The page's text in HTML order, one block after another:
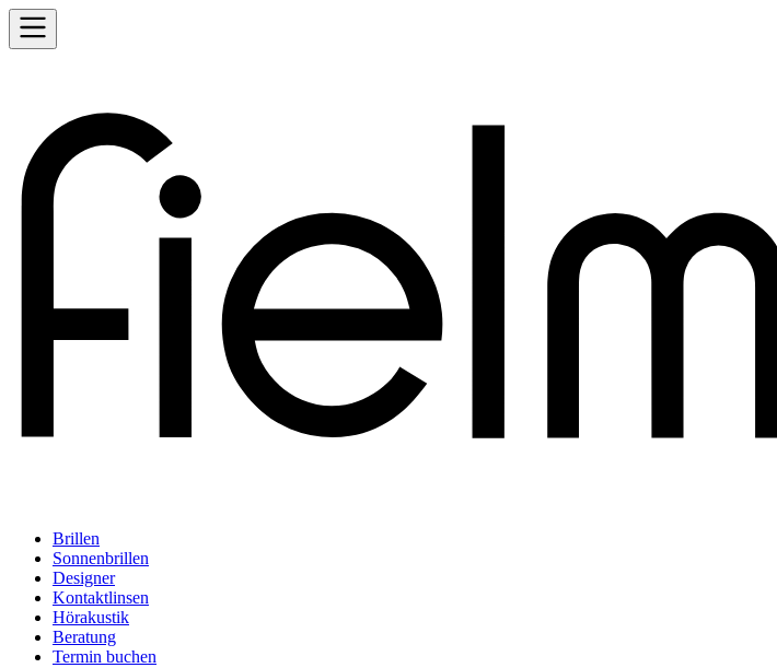
Brillen
Sonnenbrillen
Designer
Kontaktlinsen
Hörakustik
Beratung
Termin buchen